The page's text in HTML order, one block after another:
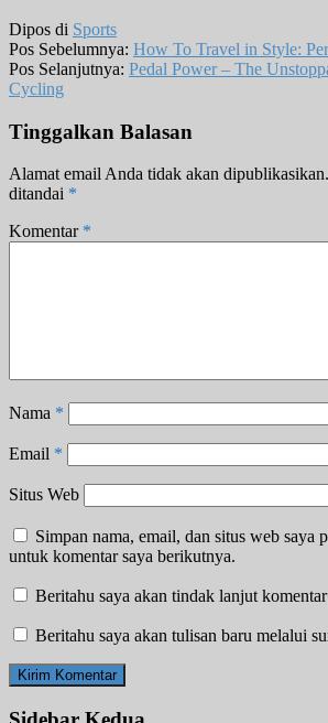
Dipos di Sports
Pos Sebelumnya: How To Travel in Style:
Pos Selanjutnya: Pedal Power – The
Cycling
Tinggalkan Balasan
Alamat email Anda tidak akan dipublikasikan.
ditandai *
Komentar *
Nama *
Email *
Situs Web
Simpan nama, email, dan situs web saya
untuk komentar saya berikutnya.
Beritahu saya akan tindak lanjut
Beritahu saya akan tulisan baru melalui